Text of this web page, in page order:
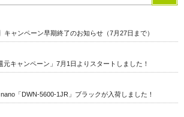
キャンペーン早期終了のお知らせ（7月27日まで）
元キャンペーン」7月1日よりスタートしました！
「DWN-5600-1JR」ブラックが入荷しました！